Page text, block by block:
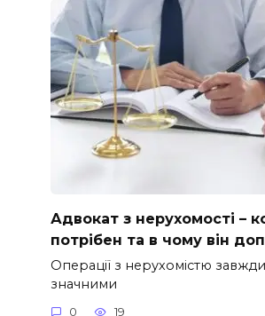
Адвокат з нерухомості –
потрібен та в чому він
Операції з нерухомістю завжди
значними
0 19